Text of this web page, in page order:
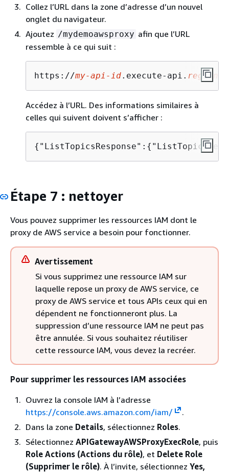
Collez l’URL dans la zone d’adresse d’un nouvel
onglet du navigateur.
Ajoutez /mydemoawsproxy afin que l’URL
ressemble à ce qui suit :
https://my-api-id.execute-api. region-
Accédez à l’URL. Des informations similaires à
celles qui suivent doivent s’afficher :
{ "ListTopicsResponse": {
Étape 7 : nettoyer
Vous pouvez supprimer les ressources IAM dont le
proxy de AWS service a besoin pour fonctionner.
Avertissement
Si vous supprimez une ressource IAM sur
laquelle repose un proxy de AWS service, ce
proxy de AWS service et tous APIs ceux qui en
dépendent ne fonctionneront plus. La
suppression d’une ressource IAM ne peut pas
être annulée. Si vous souhaitez réutiliser
cette ressource IAM, vous devez la recréer.
Pour supprimer les ressources IAM associées
Ouvrez la console IAM à l’adresse
https://console.aws.amazon.com/iam/
.
Dans la zone Details, sélectionnez Roles.
Sélectionnez APIGatewayAWSProxyExecRole, puis
Role Actions (Actions du rôle), et Delete Role
(Supprimer le rôle). À l’invite, sélectionnez Yes,